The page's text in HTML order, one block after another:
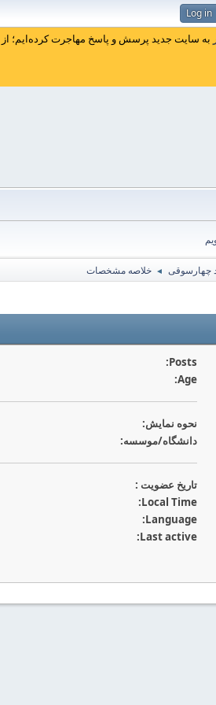
Log in
به سایت جدید پرسش و پاسخ مهاجرت کرده‌ایم؛
◄ خلاصه مشخصات
Posts:
Age:
نحوه نمايش:
دانشگاه/موسسه:
تاريخ عضويت :
Local Time:
Language:
Last active: